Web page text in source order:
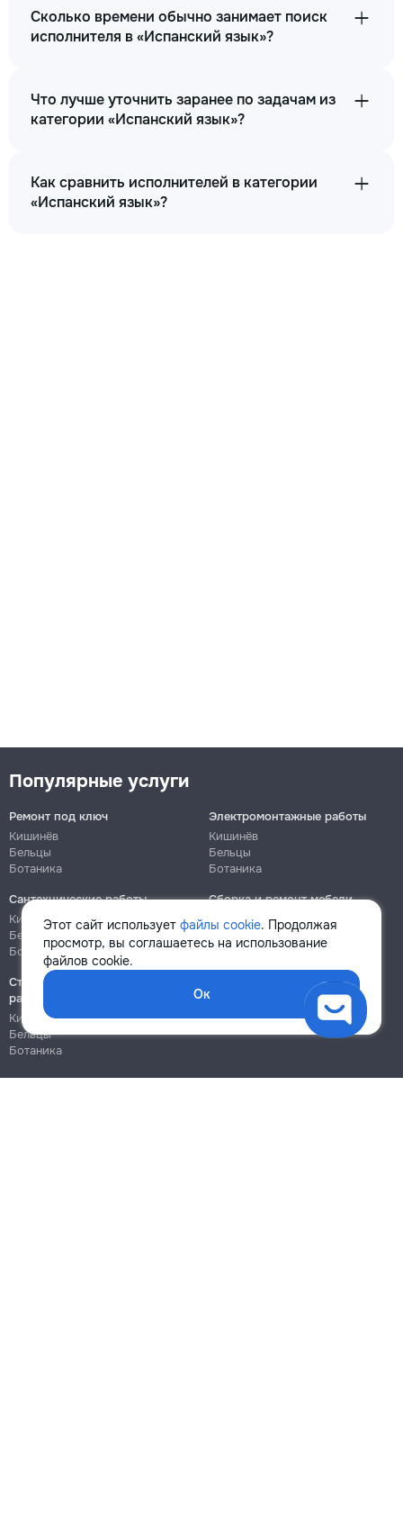
Сколько времени обычно занимает поиск
исполнителя в «Испанский язык»?
Что лучше уточнить заранее по задачам из
категории «Испанский язык»?
Как сравнить исполнителей в категории
«Испанский язык»?
Этот сайт использует файлы cookie. Продолжая
просмотр, вы соглашаетесь на использование
файлов cookie.
Ок
Популярные услуги
Ремонт под ключ
Кишинёв
Бельцы
Ботаника
Электромонтажные работы
Кишинёв
Бельцы
Ботаника
Сантехнические работы
Кишинёв
Бельцы
Ботаника
Сборка и ремонт мебели
Кишинёв
Ботаника
Строительно-монтажные
работы
Кишинёв
Бельцы
Ботаника